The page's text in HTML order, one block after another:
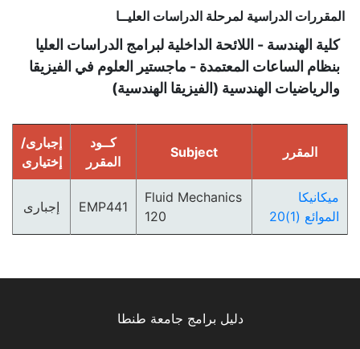
المقررات الدراسية لمرحلة الدراسات العليــا
كلية الهندسة - اللائحة الداخلية لبرامج الدراسات العليا
بنظام الساعات المعتمدة - ماجستير العلوم في الفيزيقا
والرياضيات الهندسية (الفيزيقا الهندسية)
المقرر Subject
كــود
المقرر
إجبارى/
إختيارى
ميكانيكا
الموائع (1)20
Fluid Mechanics
120
EMP441 إجبارى
دليل برامج جامعة طنطا